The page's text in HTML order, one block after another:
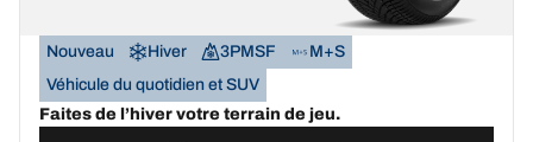
Nouveau Hiver 3PMSF
M+S
Véhicule du quotidien et SUV
Faites de l’hiver votre terrain de jeu.